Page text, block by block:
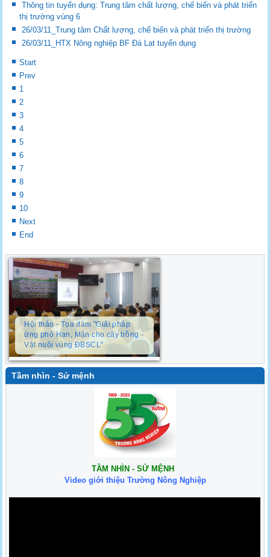
Thông tin tuyển dụng: Trung tâm chất lượng, chế biến và phát triển
thị trường vùng 6
26/03/11_Trung tâm Chất lượng, chế biến và phát triển thị trường
26/03/11_HTX Nông nghiệp BF Đà Lạt tuyển dụng
Start
Prev
1
2
3
4
5
6
7
8
9
10
Next
End
Hội thảo - Tọa đàm "Giải pháp
ứng phó Hạn, Mặn cho cây trồng -
Vật nuôi vùng ĐBSCL"
Tầm nhìn - Sứ mệnh
TẦM NHÌN - SỨ MỆNH
Video giới thiệu Trường Nông Nghiệp